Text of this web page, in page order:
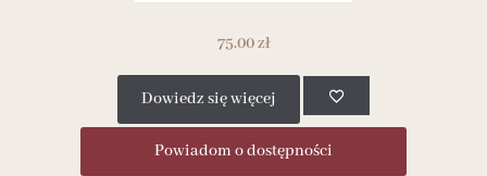
75.00zł
Dowiedz się więcej
Powiadom o dostępności